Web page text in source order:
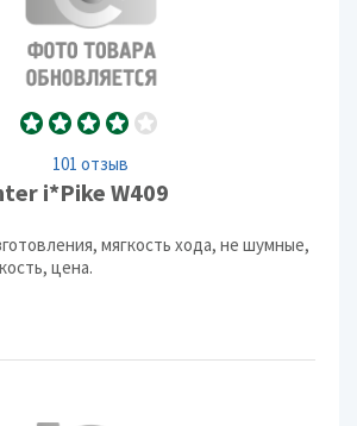
101 отзыв
i*Pike W409
мягкость хода, не шумные,
цена.